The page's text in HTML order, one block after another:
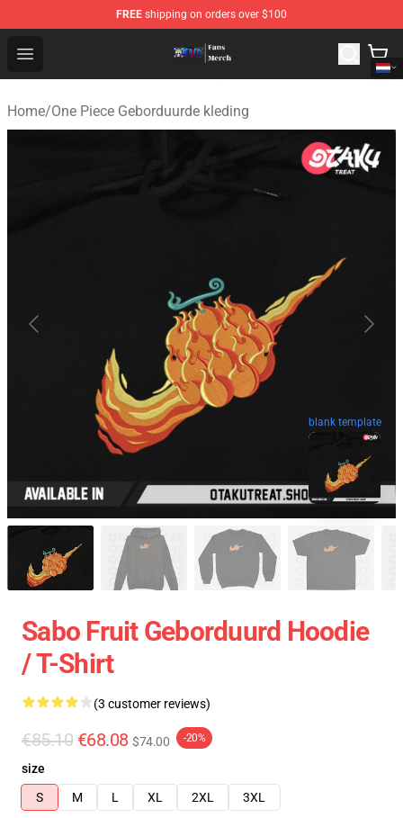
FREE shipping on orders over $100
Open menu
One Piece Store - Official One Piece Merchandise Shop
Home/One Piece Geborduurde kleding
blank template
Sabo Fruit Geborduurd Hoodie
/ T-Shirt
(3 customer reviews)
€85.10 €68.08 $74.00 -20%
size
S
M L XL 2XL
3XL